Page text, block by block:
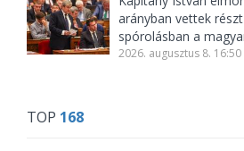
arányban vettek
spórolásban a
2026. augusztus 8. 16:50
TOP 168